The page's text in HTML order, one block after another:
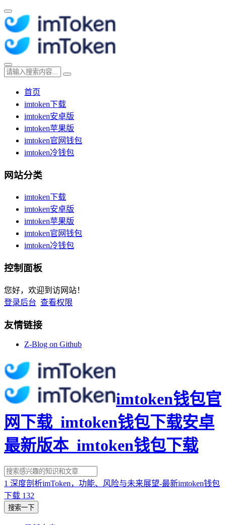
首页
imtoken下载
imtoken安卓版
imtoken苹果版
imtoken官网钱包
imtoken冷钱包
网站分类
imtoken下载
imtoken安卓版
imtoken苹果版
imtoken官网钱包
imtoken冷钱包
控制面板
您好，欢迎到访网站！
登录后台 查看权限
友情链接
Z-Blog on Github
imtoken钱包官
网下载_imtoken钱包下载安卓
最新版本_imtoken钱包下载
1 深度剖析imToken，功能、风险与未来展望-最新imtoken钱包
下载 132
搜索一下